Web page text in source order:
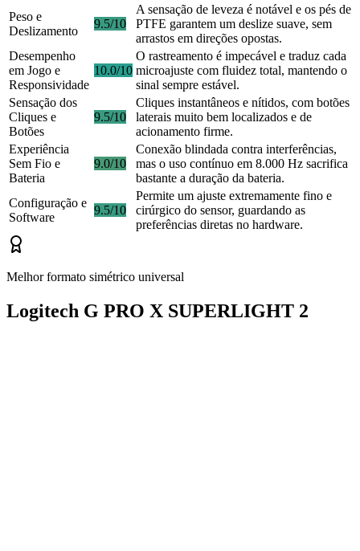
Peso e
Deslizamento
9.5/10
A sensação de leveza é notável e os pés de
PTFE garantem um deslize suave, sem
arrastos em direções opostas.
Desempenho
em Jogo e
Responsividade
10.0/10
O rastreamento é impecável e traduz cada
microajuste com fluidez total, mantendo o
sinal sempre estável.
Sensação dos
Cliques e
Botões
9.5/10
Cliques instantâneos e nítidos, com botões
laterais muito bem localizados e de
acionamento firme.
Experiência
Sem Fio e
Bateria
9.0/10
Conexão blindada contra interferências,
mas o uso contínuo em 8.000 Hz sacrifica
bastante a duração da bateria.
Configuração e
Software
9.5/10
Permite um ajuste extremamente fino e
cirúrgico do sensor, guardando as
preferências diretas no hardware.
Melhor formato simétrico universal
Logitech G PRO X SUPERLIGHT 2